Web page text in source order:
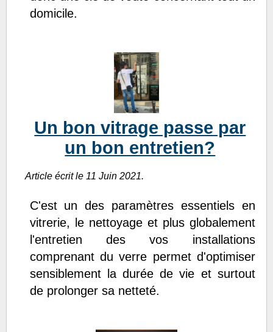
domicile.
Un bon vitrage passe par
un bon entretien?
Article écrit le 11 Juin 2021.
C'est un des paramètres essentiels en
vitrerie, le nettoyage et plus globalement
l'entretien des vos installations
comprenant du verre permet d'optimiser
sensiblement la durée de vie et surtout
de prolonger sa netteté.